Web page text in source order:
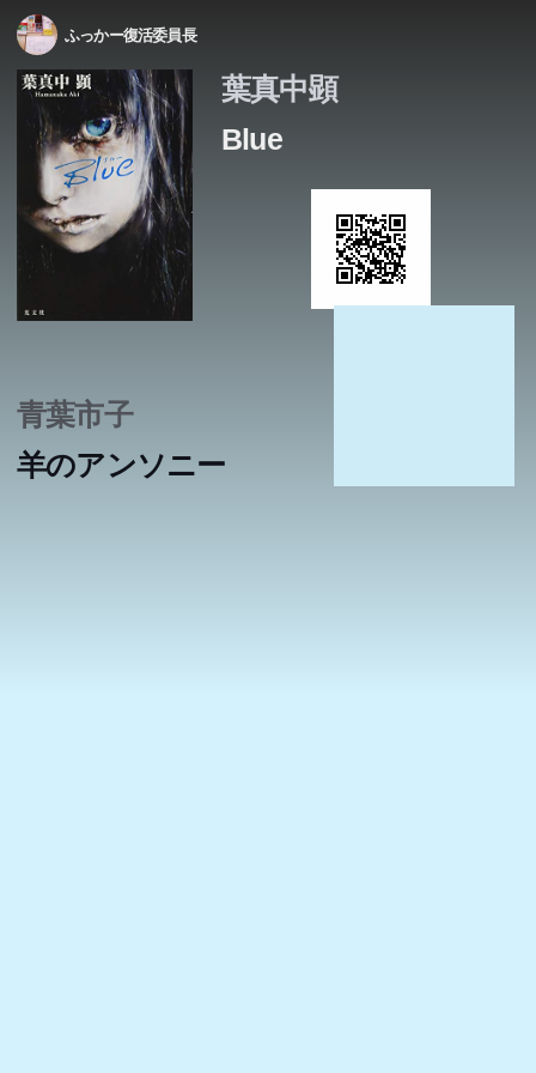
ふっかー復活委員長
葉真中顕
Blue
青葉市子
羊のアンソニー